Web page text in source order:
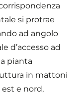
si protrae
ad angolo
d’accesso ad
pianta
in mattoni
est e nord,